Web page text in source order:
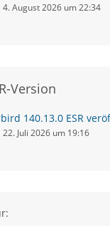
4. August 2026 um 22:34
Version
140.13.0 ESR
22. Juli 2026 um 19:16